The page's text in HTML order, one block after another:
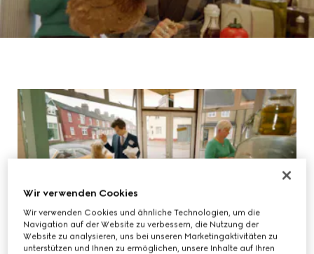
Wir verwenden Cookies
Wir verwenden Cookies und ähnliche Technologien, um die
Navigation auf der Website zu verbessern, die Nutzung der
Website zu analysieren, uns bei unseren Marketingaktivitäten zu
unterstützen und Ihnen zu ermöglichen, unsere Inhalte auf Ihren